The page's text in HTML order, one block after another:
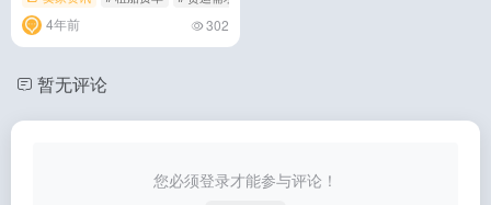
4年前 302
暂无评论
您必须登录才能参与评论！